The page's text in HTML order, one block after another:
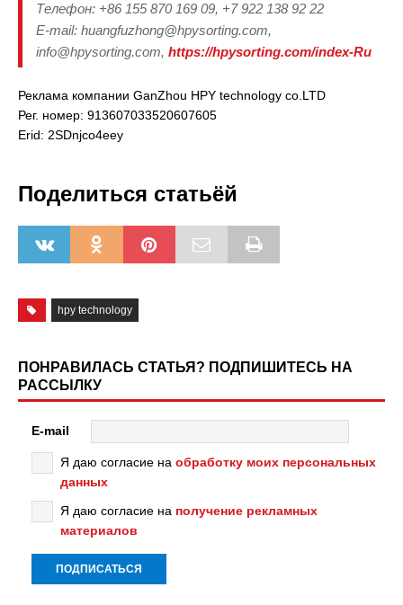
Телефон: +86 155 870 169 09, +7 922 138 92 22
E-mail: huangfuzhong@hpysorting.com,
info@hpysorting.com, https://hpysorting.com/index-Ru
Реклама компании GanZhou HPY technology co.LTD
Рег. номер: 913607033520607605
Erid: 2SDnjco4eey
Поделиться статьёй
hpy technology
ПОНРАВИЛАСЬ СТАТЬЯ? ПОДПИШИТЕСЬ НА
РАССЫЛКУ
E-mail
Я даю согласие на обработку моих персональных
данных
Я даю согласие на получение рекламных
материалов